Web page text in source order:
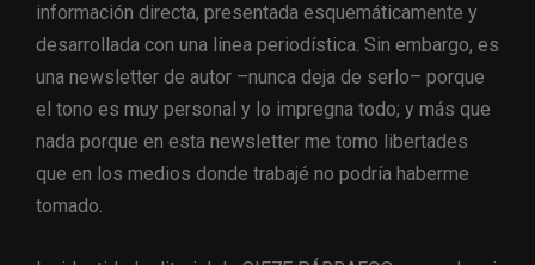
información directa, presentada esquemáticamente y
desarrollada con una línea periodística. Sin embargo, es
una newsletter de autor –nunca deja de serlo– porque
el tono es muy personal y lo impregna todo; y más que
nada porque en esta newsletter me tomo libertades
que en los medios donde trabajé no podría haberme
tomado.